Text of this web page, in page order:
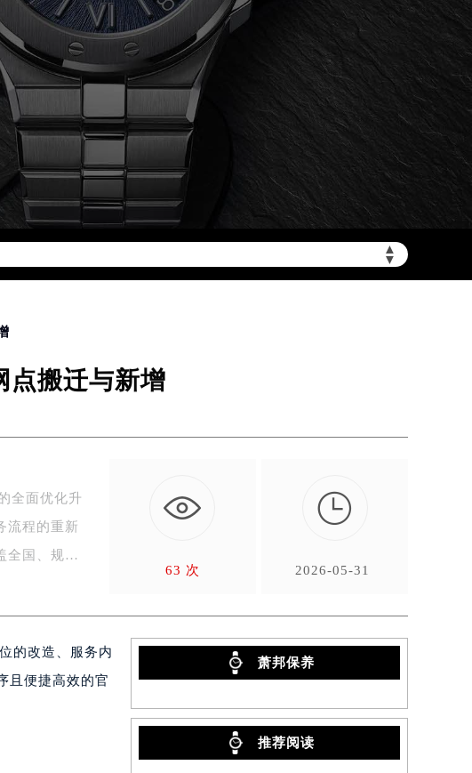
▲
▼
（非大陆需加拨“+86”）
预约）
预约）
点搬迁与新增
全面优化升
流程的重新
全国、规
63 次

2026-05-31
的改造、服务内
且便捷高效的官
萧邦保养
推荐阅读